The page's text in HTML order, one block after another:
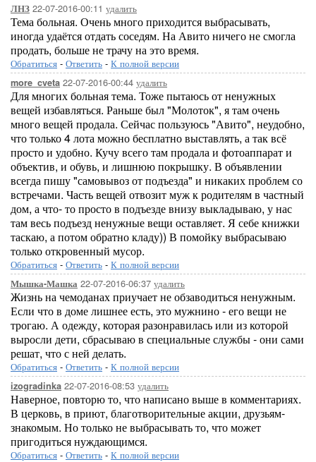
ЛНЗ 22-07-2016-00:11 удалить
Тема больная. Очень много приходится выбрасывать,
иногда удаётся отдать соседям. На Авито ничего не смогла
продать, больше не трачу на это время.
Обратиться - Ответить - К полной версии
more_cveta 22-07-2016-00:44 удалить
Для многих больная тема. Тоже пытаюсь от ненужных
вещей избавляться. Раньше был "Молоток", я там очень
много вещей продала. Сейчас пользуюсь "Авито", неудобно,
что только 4 лота можно бесплатно выставлять, а так всё
просто и удобно. Кучу всего там продала и фотоаппарат и
объектив, и обувь, и лишнюю покрышку. В объявлении
всегда пишу "самовывоз от подъезда" и никаких проблем со
встречами. Часть вещей отвозит муж к родителям в частный
дом, а что- то просто в подъезде внизу выкладываю, у нас
там весь подъезд ненужные вещи оставляет. Я себе книжки
таскаю, а потом обратно кладу)) В помойку выбрасываю
только откровенный мусор.
Обратиться - Ответить - К полной версии
Мышка-Машка 22-07-2016-06:37 удалить
Жизнь на чемоданах приучает не обзаводиться ненужным.
Если что в доме лишнее есть, это мужнино - его вещи не
трогаю. А одежду, которая разонравилась или из которой
выросли дети, сбрасываю в специальные службы - они сами
решат, что с ней делать.
Обратиться - Ответить - К полной версии
izogradinka 22-07-2016-08:53 удалить
Наверное, повторю то, что написано выше в комментариях.
В церковь, в приют, благотворительные акции, друзьям-
знакомым. Но только не выбрасывать то, что может
пригодиться нуждающимся.
Обратиться - Ответить - К полной версии